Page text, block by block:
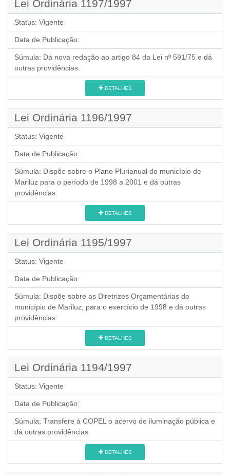
Lei Ordinária 1197/1997
Status: Vigente
Data de Publicação:
Súmula: Dá nova redação ao artigo 84 da Lei nº 591/75 e dá
outras providências.
DETALHES
Lei Ordinária 1196/1997
Status: Vigente
Data de Publicação:
Súmula: Dispõe sobre o Plano Plurianual do município de
Mariluz para o período de 1998 a 2001 e dá outras
providências.
DETALHES
Lei Ordinária 1195/1997
Status: Vigente
Data de Publicação:
Súmula: Dispõe sobre as Diretrizes Orçamentárias do
município de Mariluz, para o exercício de 1998 e dá outras
providências.
DETALHES
Lei Ordinária 1194/1997
Status: Vigente
Data de Publicação:
Súmula: Transfere à COPEL o acervo de iluminação pública e
dá outras providências.
DETALHES